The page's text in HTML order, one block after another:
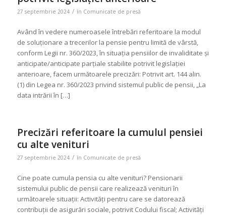
27 septembrie 2024 / în Comunicate de presă
Având în vedere numeroasele întrebări referitoare la modul
de soluționare a trecerilor la pensie pentru limită de vârstă,
conform Legii nr. 360/2023, în situația pensiilor de invaliditate și
anticipate/anticipate parțiale stabilite potrivit legislației
anterioare, facem următoarele precizări: Potrivit art. 144 alin.
(1) din Legea nr. 360/2023 privind sistemul public de pensii, „La
data intrării în […]
Precizări referitoare la cumulul pensiei
cu alte venituri
27 septembrie 2024 / în Comunicate de presă
Cine poate cumula pensia cu alte venituri? Pensionarii
sistemului public de pensii care realizează venituri în
următoarele situații: Activități pentru care se datorează
contribuţii de asigurări sociale, potrivit Codului fiscal; Activități